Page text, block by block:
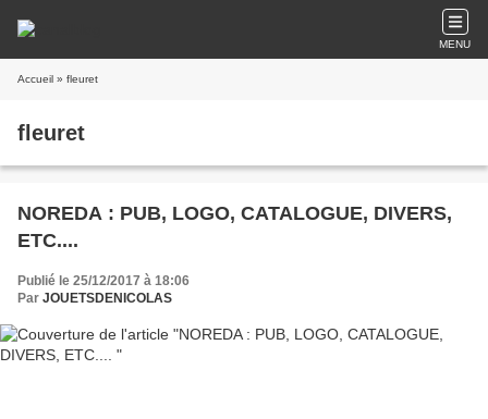
MENU
Accueil » fleuret
fleuret
NOREDA : PUB, LOGO, CATALOGUE, DIVERS,
ETC....
Publié le 25/12/2017 à 18:06
Par JOUETSDENICOLAS